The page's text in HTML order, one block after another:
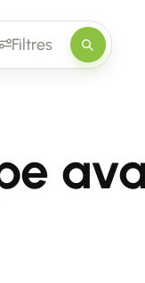
Filtres